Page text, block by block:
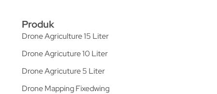
Produk
Drone Agriculture 15 Liter
Drone Agricuture 10 Liter
Drone Agricuture 5 Liter
Drone Mapping Fixedwing